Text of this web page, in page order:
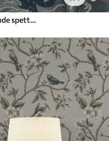
Carpe koi che nuotano tra le onde spettacolari dell'oceano